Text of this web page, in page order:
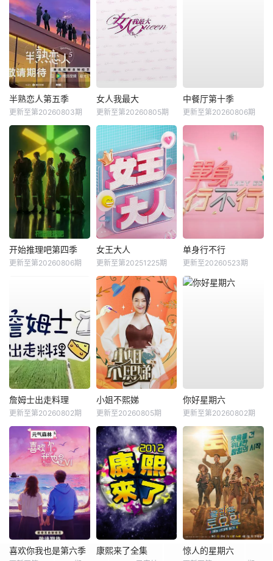
半熟恋人第五季
更新至第20260803期
女人我最大
更新至第20260805期
中餐厅第十季
更新至第20260806期
开始推理吧第四季
更新至第20260806期
女王大人
更新至第20251225期
单身行不行
更新至20260523期
詹姆士出走料理
更新至第20260802期
小姐不熙娣
更新至20260805期
你好星期六
更新至第20260802期
喜欢你我也是第六季 康熙来了全集 惊人的星期六